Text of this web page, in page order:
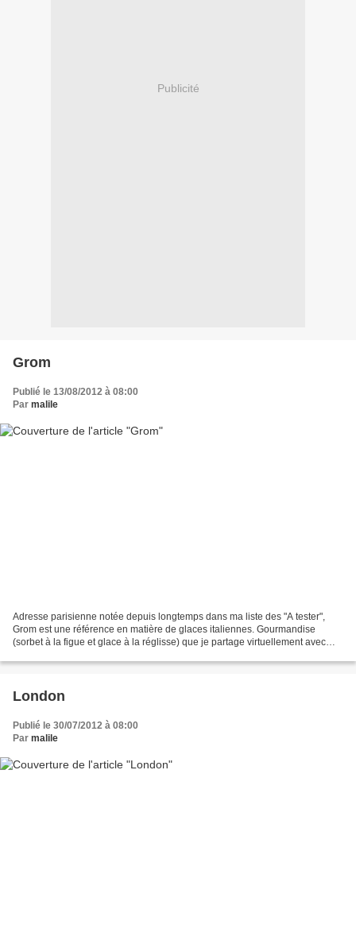
Publicité
Grom
Publié le 13/08/2012 à 08:00
Par malile
Adresse parisienne notée depuis longtemps dans ma liste des "A tester",
Grom est une référence en matière de glaces italiennes. Gourmandise
(sorbet à la figue et glace à la réglisse) que je partage virtuellement avec
London
Publié le 30/07/2012 à 08:00
Par malile